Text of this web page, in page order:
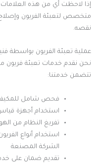
إذا لاحظت أي من هذه
متخصص لتعبئة الفريون
نقصه.
عملية تعبئة الفريون بواسطة
نحن نقدم خدمات تعبئة فريون
تتضمن خدمتنا:
فحص شامل للمكيف
استخدام أجهزة
تفريغ النظام من
استخدام أنواع
الشركة المصنعة
تقديم ضمان على